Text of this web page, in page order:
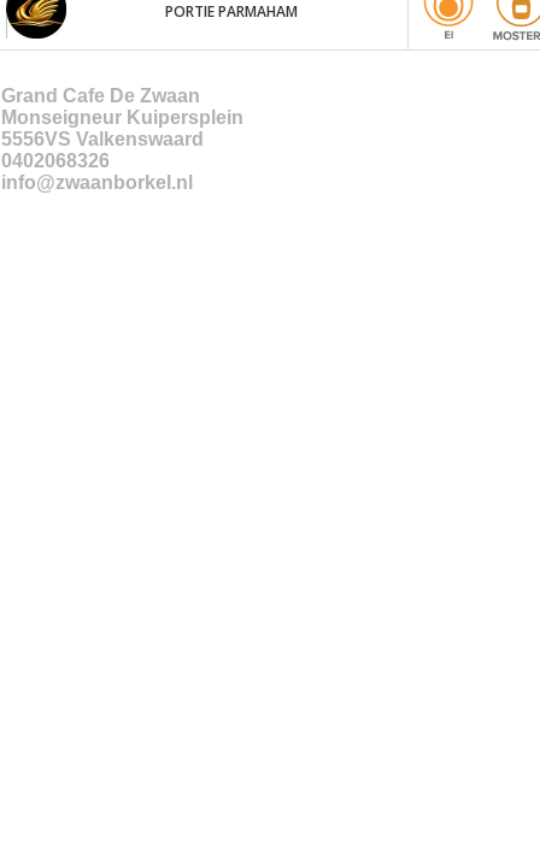
PORTIE PARMAHAM
Grand Cafe De Zwaan
Monseigneur Kuipersplein
5556VS Valkenswaard
0402068326
info@zwaanborkel.nl